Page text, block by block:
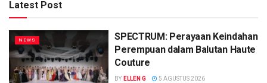
Latest Post
NEWS
SPECTRUM: Perayaan Keindahan
Perempuan dalam Balutan Haute
Couture
BY ELLEN G 5 AGUSTUS 2026